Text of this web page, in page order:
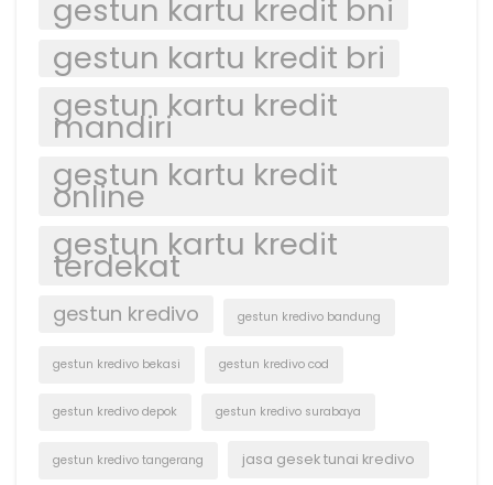
gestun kartu kredit bni
gestun kartu kredit bri
gestun kartu kredit
mandiri
gestun kartu kredit
online
gestun kartu kredit
terdekat
gestun kredivo gestun kredivo bandung
gestun kredivo bekasi gestun kredivo cod
gestun kredivo depok gestun kredivo surabaya
gestun kredivo tangerang jasa gesek tunai kredivo